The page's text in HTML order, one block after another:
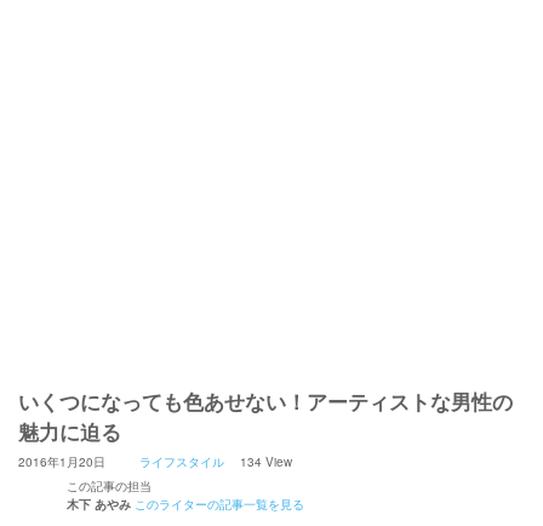
いくつになっても色あせない！アーティストな男性の
魅力に迫る
2016年1月20日 ライフスタイル
134 View
この記事の担当
木下 あやみ このライターの記事一覧を見る